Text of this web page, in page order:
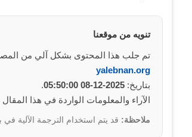
تنويه من موقعنا
تم جلب هذا المحتوى بشكل آلي من
yalebnan.org
بتاريخ: 2025-12-08 05:50:00
.
الآراء والمعلومات الواردة في هذا
ملاحظة: قد يتم استخدام الترجمة الآلية في